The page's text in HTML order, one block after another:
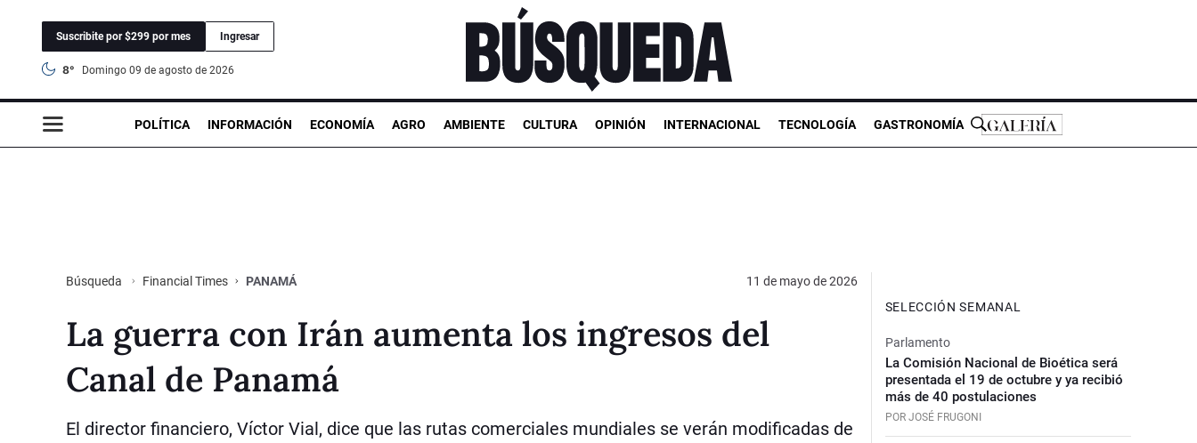
Suscribite por $299 por mes Ingresar
8° domingo 09 de agosto de 2026
POLÍTICA INFORMACIÓN ECONOMÍA AGRO AMBIENTE CULTURA OPINIÓN INTERNACIONAL TECNOLOGÍA GASTRONOMÍA
Búsqueda Financial Times PANAMÁ 11 de mayo de 2026
La guerra con Irán aumenta los ingresos del
Canal de Panamá
El director financiero, Víctor Vial, dice que las rutas comerciales mundiales se verán modificadas de
SELECCIÓN SEMANAL
Parlamento
La Comisión Nacional de Bioética será
presentada el 19 de octubre y ya recibió
más de 40 postulaciones
POR JOSÉ FRUGONI